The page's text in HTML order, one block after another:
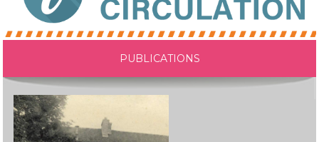
PUBLICATIONS